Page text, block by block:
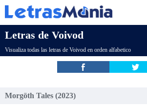
Letras de Voivod
Visualiza todas las letras de Voivod en orden alfabetico
Morgöth Tales (2023)